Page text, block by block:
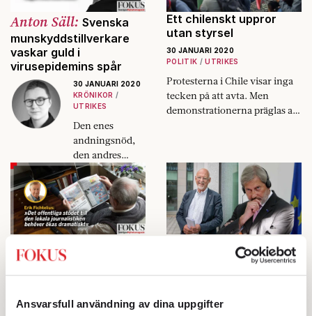
Ansvarsfull användning av dina uppgifter
Anton Säll: Svenska
munskyddstillverkare
vaskar guld i
virusepidemins spår
30 JANUARI 2020
KRÖNIKOR
UTRIKES
Den enes
andningsnöd,
den andres
bröd.
Ett chilenskt uppror
utan styrsel
30 JANUARI 2020
POLITIK
UTRIKES
Protesterna i Chile visar inga
tecken på att avta. Men
demonstrationerna präglas av
Erik Fichtelius:
Fichtelius: »Vita
fläckar« på den
ett demokratihot
När Storbritannien lämnar